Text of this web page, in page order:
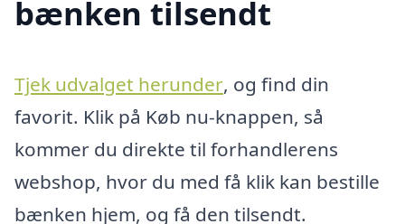
bænken tilsendt
Tjek udvalget herunder, og find din
favorit. Klik på Køb nu-knappen, så
kommer du direkte til forhandlerens
webshop, hvor du med få klik kan bestille
bænken hjem, og få den tilsendt.